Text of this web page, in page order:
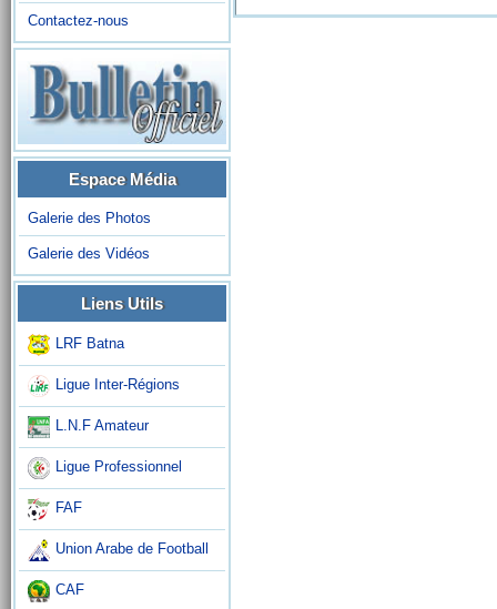
Contactez-nous
Espace Média
Galerie des Photos
Galerie des Vidéos
Liens Utils
LRF Batna
Ligue Inter-Régions
L.N.F Amateur
Ligue Professionnel
FAF
Union Arabe de Football
CAF